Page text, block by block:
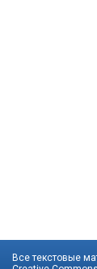
Все текстовые